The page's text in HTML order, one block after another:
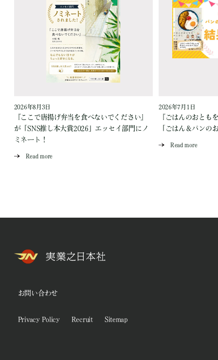
2026年8月3日
『ここで唐揚げ弁当を食べないでください』
が「SNS推し本大賞2026」エッセイ部門にノ
ミネート！
Read more
2026年7月1日
『ごはんのおとも
「ごはん＆パンの
Read more
お問い合わせ
Privacy Policy Recruit Sitemap